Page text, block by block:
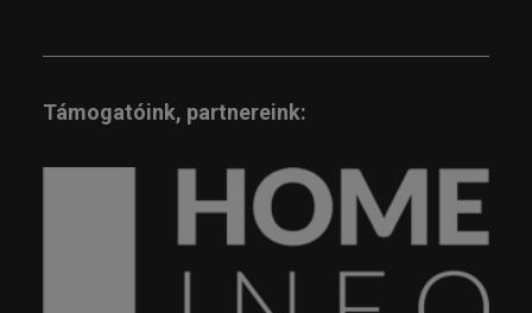
Támogatóink, partnereink: